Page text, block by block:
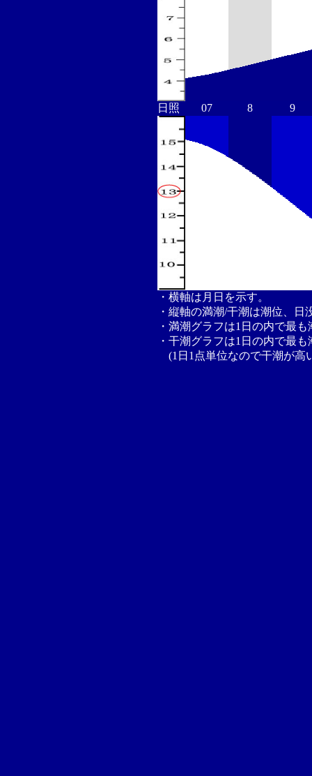
日照 07 8 9
・横軸は月日を示す。
・縦軸の満潮/干潮は潮位、
・満潮グラフは1日の内で最
・干潮グラフは1日の内で最
(1日1点単位なので干潮が高